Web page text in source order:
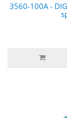
3560-100A -